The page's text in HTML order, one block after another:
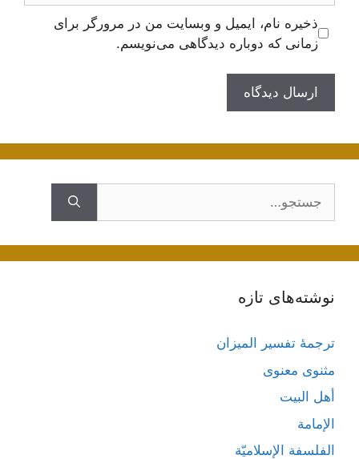
ذخیره نام، ایمیل و وبسایت من در مرورگر برای
زمانی که دوباره دیدگاهی می‌نویسم.
نوشته‌های تازه
ترجمۀ تفسیر المیزان
مثنوی معنوی
أهل البيت
الإمامة
الفلسفة الإسلاميّة